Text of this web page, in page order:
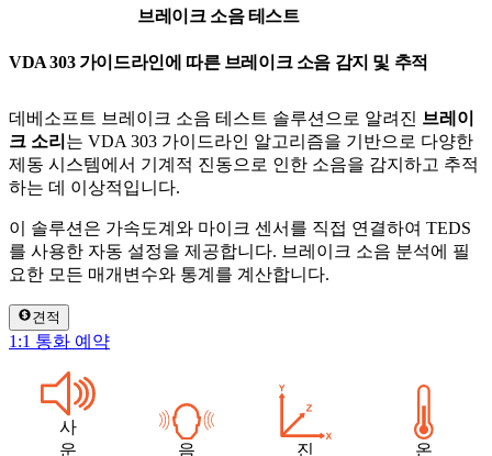
브레이크 소음 테스트
VDA 303 가이드라인에 따른 브레이크 소음 감지 및 추적
데베소프트 브레이크 소음 테스트 솔루션으로 알려진 브레이
크 소리 는 VDA 303 가이드라인 알고리즘을 기반으로 다양한
제동 시스템에서 기계적 진동으로 인한 소음을 감지하고 추적
하는 데 이상적입니다.
이 솔루션은 가속도계와 마이크 센서를 직접 연결하여 TEDS
를 사용한 자동 설정을 제공합니다. 브레이크 소음 분석에 필
요한 모든 매개변수와 통계를 계산합니다.
견적
1:1 통화 예약
사
운
음
진
온